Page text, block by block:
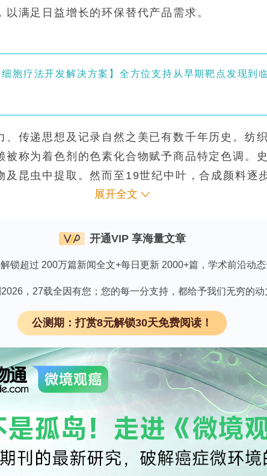
满足日益增长的环保替代产品需求。
胞疗法开发解决方案】全方位支持从早期靶点发现到
、传递思想及记录自然之美已有数千年历史。纺
被称为着色剂的色素化合物赋予商品特定色调。
及昆虫中提取。然而至19世纪中叶，合成颜料逐
品中。随着时间推移，合成颜料持续使用带来的
规限制趋严，纺织、食品及化妆品等行业被迫转
括植物、昆虫、微生物及矿物，但植物源染料存
问题，例如万寿菊色素仅能在花期提取，最终产
37.5 mL培养4–5天的解脂耶氏酵母（Yarrowia
需在特定季节牺牲超过14,000只胭脂虫才能获得
真菌及细菌）凭借遗传多样性及在可控环境下实
特的色素种类：微藻主要产胞内类胡萝卜素、叶
、细菌叶绿素、黑色素、生物碱及含氮色素；真
杂菲类及黑色素。三类微生物均可产类胡萝卜素
pluvialis）产虾青素（
mg/g生物量，真菌为0.4–850 mg/L。真菌
色）、羟基蒽醌类（青铜色与橙色）、黑色素（
展开全文
开通VIP 享海量文章
锁超过 200万篇新闻全文+每日更新 2000+篇，学术前沿动
，27载全因有您；您的每一分支持，都给予我们无穷的动
公测期：打赏8元解锁30天免费阅读！